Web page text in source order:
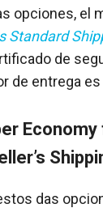
opciones, el
Standard
de
de entrega es
Economy
das